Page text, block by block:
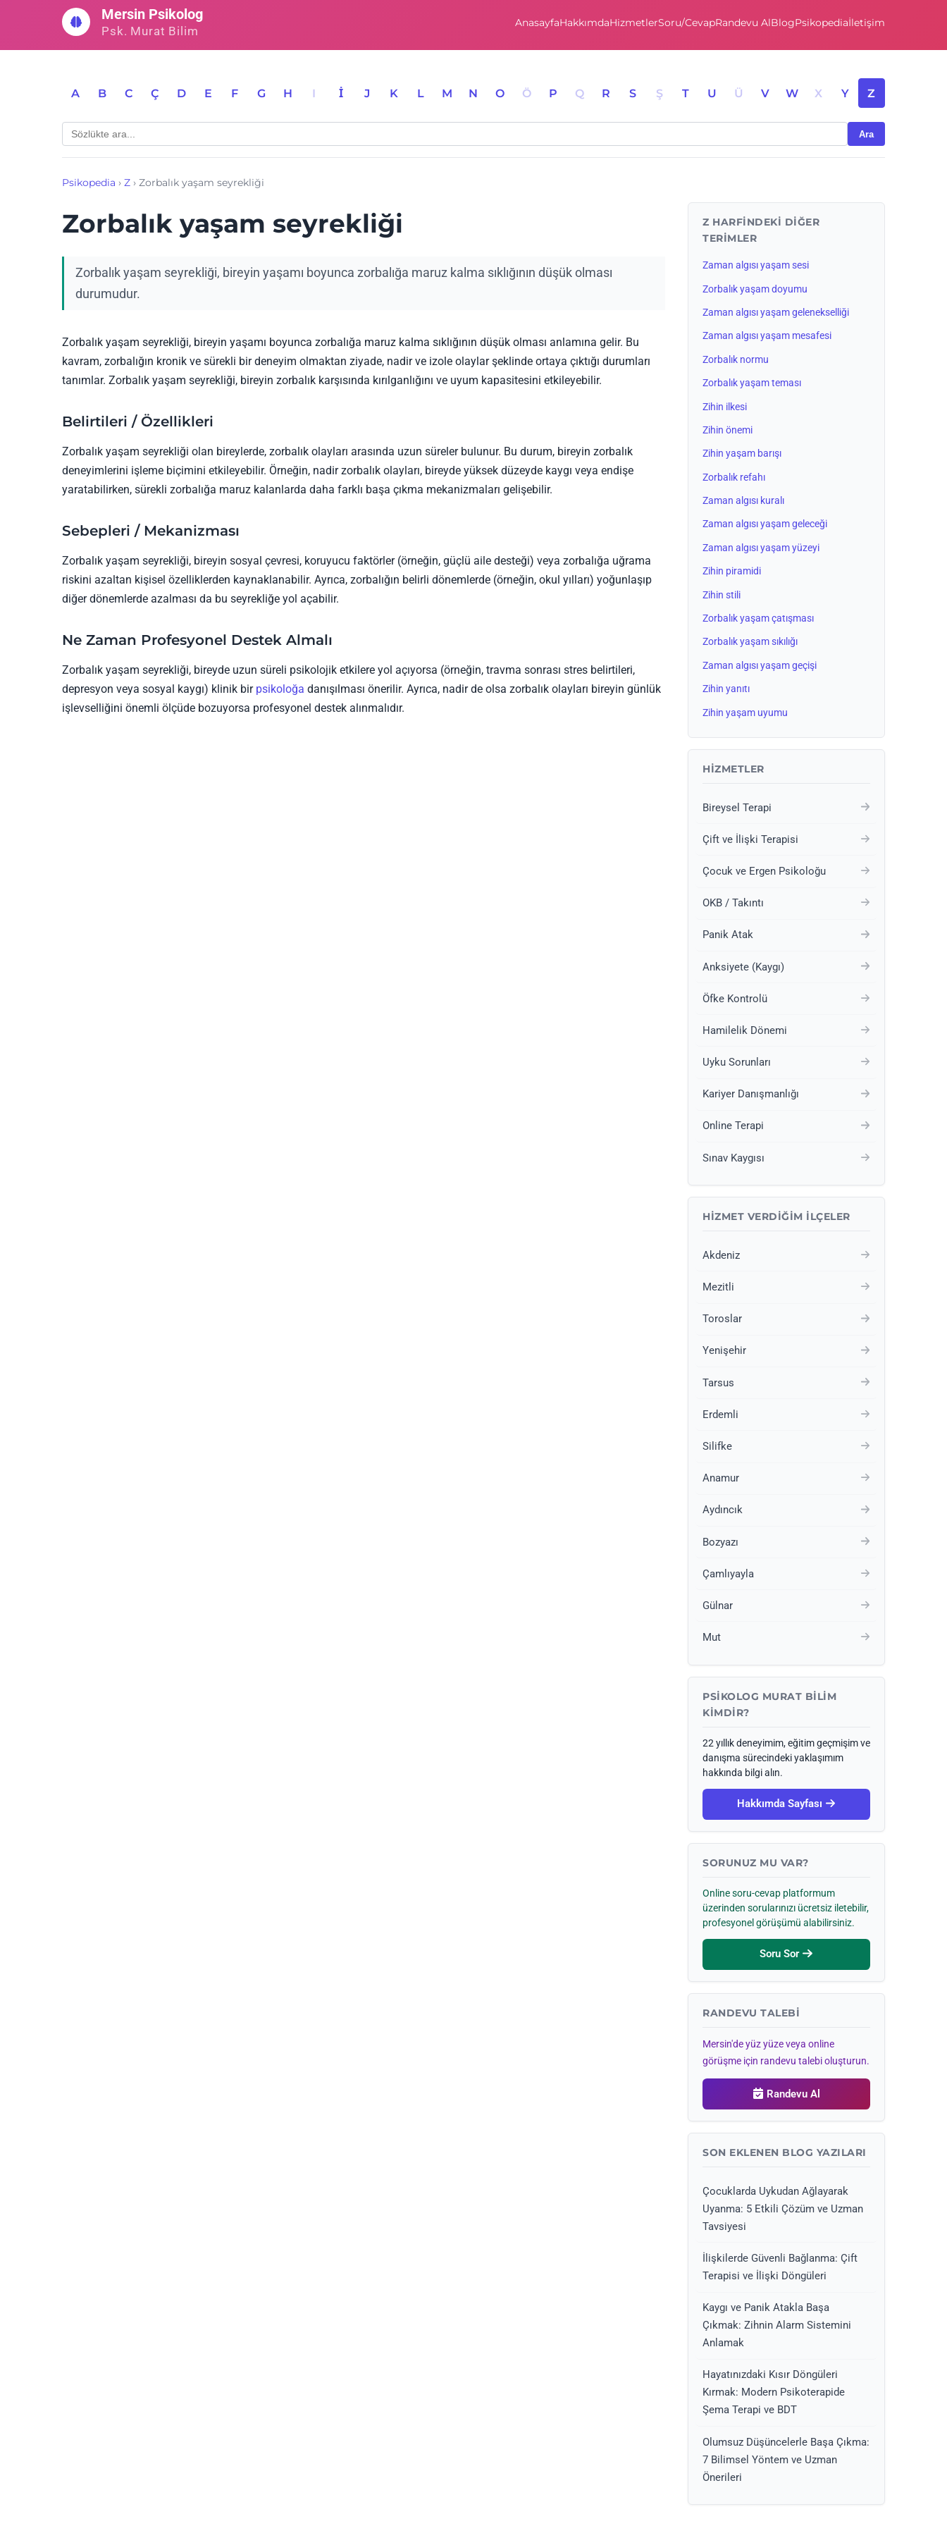
Mersin Psikolog
Psk. Murat Bilim
AnasayfaHakkımdaHizmetlerSoru/CevapRandevu AlBlogPsikopediaİletişim
A B C Ç D E F G H I İ J K L M N O Ö P Q R S Ş T U Ü V W X Y Z
Ara
Psikopedia › Z › Zorbalık yaşam seyrekliği
Zorbalık yaşam seyrekliği
Zorbalık yaşam seyrekliği, bireyin yaşamı boyunca zorbalığa maruz kalma sıklığının düşük olması
durumudur.
Zorbalık yaşam seyrekliği, bireyin yaşamı boyunca zorbalığa maruz kalma sıklığının düşük olması anlamına gelir. Bu
kavram, zorbalığın kronik ve sürekli bir deneyim olmaktan ziyade, nadir ve izole olaylar şeklinde ortaya çıktığı durumları
tanımlar. Zorbalık yaşam seyrekliği, bireyin zorbalık karşısında kırılganlığını ve uyum kapasitesini etkileyebilir.
Belirtileri / Özellikleri
Zorbalık yaşam seyrekliği olan bireylerde, zorbalık olayları arasında uzun süreler bulunur. Bu durum, bireyin zorbalık
deneyimlerini işleme biçimini etkileyebilir. Örneğin, nadir zorbalık olayları, bireyde yüksek düzeyde kaygı veya endişe
yaratabilirken, sürekli zorbalığa maruz kalanlarda daha farklı başa çıkma mekanizmaları gelişebilir.
Sebepleri / Mekanizması
Zorbalık yaşam seyrekliği, bireyin sosyal çevresi, koruyucu faktörler (örneğin, güçlü aile desteği) veya zorbalığa uğrama
riskini azaltan kişisel özelliklerden kaynaklanabilir. Ayrıca, zorbalığın belirli dönemlerde (örneğin, okul yılları) yoğunlaşıp
diğer dönemlerde azalması da bu seyrekliğe yol açabilir.
Ne Zaman Profesyonel Destek Almalı
Zorbalık yaşam seyrekliği, bireyde uzun süreli psikolojik etkilere yol açıyorsa (örneğin, travma sonrası stres belirtileri,
depresyon veya sosyal kaygı) klinik bir psikoloğa danışılması önerilir. Ayrıca, nadir de olsa zorbalık olayları bireyin günlük
işlevselliğini önemli ölçüde bozuyorsa profesyonel destek alınmalıdır.
Z HARFINDEKI DIĞER
TERIMLER
Zaman algısı yaşam sesi
Zorbalık yaşam doyumu
Zaman algısı yaşam gelenekselliği
Zaman algısı yaşam mesafesi
Zorbalık normu
Zorbalık yaşam teması
Zihin ilkesi
Zihin önemi
Zihin yaşam barışı
Zorbalık refahı
Zaman algısı kuralı
Zaman algısı yaşam geleceği
Zaman algısı yaşam yüzeyi
Zihin piramidi
Zihin stili
Zorbalık yaşam çatışması
Zorbalık yaşam sıkılığı
Zaman algısı yaşam geçişi
Zihin yanıtı
Zihin yaşam uyumu
HIZMETLER
Bireysel Terapi
Çift ve İlişki Terapisi
Çocuk ve Ergen Psikoloğu
OKB / Takıntı
Panik Atak
Anksiyete (Kaygı)
Öfke Kontrolü
Hamilelik Dönemi
Uyku Sorunları
Kariyer Danışmanlığı
Online Terapi
Sınav Kaygısı
HIZMET VERDIĞIM İLÇELER
Akdeniz
Mezitli
Toroslar
Yenişehir
Tarsus
Erdemli
Silifke
Anamur
Aydıncık
Bozyazı
Çamlıyayla
Gülnar
Mut
PSIKOLOG MURAT BILIM
KIMDIR?
22 yıllık deneyimim, eğitim geçmişim ve
danışma sürecindeki yaklaşımım
hakkında bilgi alın.
Hakkımda Sayfası
SORUNUZ MU VAR?
Online soru-cevap platformum
üzerinden sorularınızı ücretsiz iletebilir,
profesyonel görüşümü alabilirsiniz.
Soru Sor
RANDEVU TALEBI
Mersin'de yüz yüze veya online
görüşme için randevu talebi oluşturun.
Randevu Al
SON EKLENEN BLOG YAZILARI
Çocuklarda Uykudan Ağlayarak
Uyanma: 5 Etkili Çözüm ve Uzman
Tavsiyesi
İlişkilerde Güvenli Bağlanma: Çift
Terapisi ve İlişki Döngüleri
Kaygı ve Panik Atakla Başa
Çıkmak: Zihnin Alarm Sistemini
Anlamak
Hayatınızdaki Kısır Döngüleri
Kırmak: Modern Psikoterapide
Şema Terapi ve BDT
Olumsuz Düşüncelerle Başa Çıkma:
7 Bilimsel Yöntem ve Uzman
Önerileri